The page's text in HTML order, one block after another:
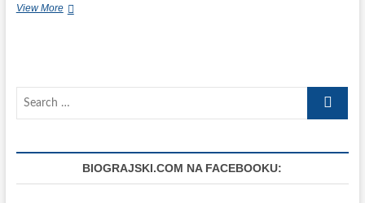
View MoreBolja
Search
BIOGRAJSKI.COM NA FACEBOOKU: